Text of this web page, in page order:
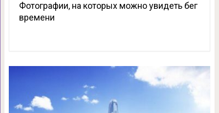
Фотографии, на которых можно увидеть бег
времени